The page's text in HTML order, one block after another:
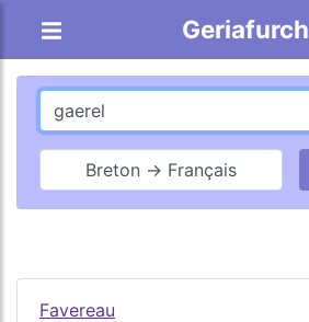
Geriafurch
Breton → Français
Favereau